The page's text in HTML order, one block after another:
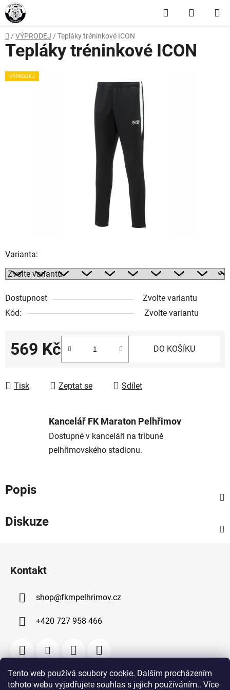
Tento web používá soubory cookie. Dalším procházením
tohoto webu vyjadřujete souhlas s jejich používáním.. Více
Přejít
na
obsah
Hledat
KOŠÍK
Domů
/ VÝPRODEJ / Tepláky tréninkové ICON
Varianta:
Dostupnost
Zvolte variantu
Kód:
Zvolte variantu
569 Kč DO KOŠÍKU
Tisk Zeptat se Sdílet
Tepláky tréninkové ICON
VÝPRODEJ
Kancelář FK Maraton Pelhřimov
Dostupné v kanceláři na tribuně
pelhřimovského stadionu.
Popis
Diskuze
Kontakt
shop@fkmpelhrimov.cz
+420 727 958 466